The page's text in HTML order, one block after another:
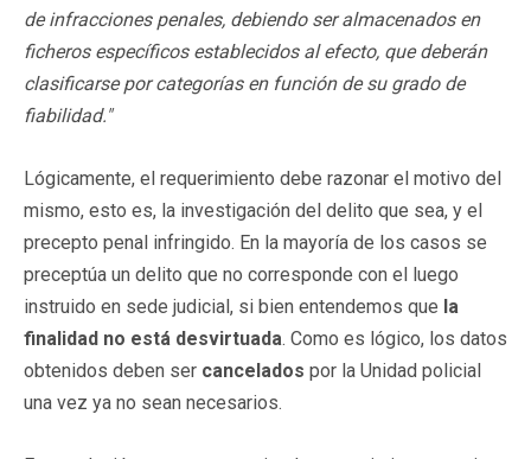
de infracciones penales, debiendo ser almacenados en
ficheros específicos establecidos al efecto, que deberán
clasificarse por categorías en función de su grado de
fiabilidad."
Lógicamente, el requerimiento debe razonar el motivo del
mismo, esto es, la investigación del delito que sea, y el
precepto penal infringido. En la mayoría de los casos se
preceptúa un delito que no corresponde con el luego
instruido en sede judicial, si bien entendemos que la
finalidad no está desvirtuada. Como es lógico, los datos
obtenidos deben ser cancelados por la Unidad policial
una vez ya no sean necesarios.